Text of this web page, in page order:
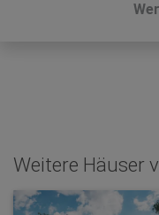
Weitere Häuser